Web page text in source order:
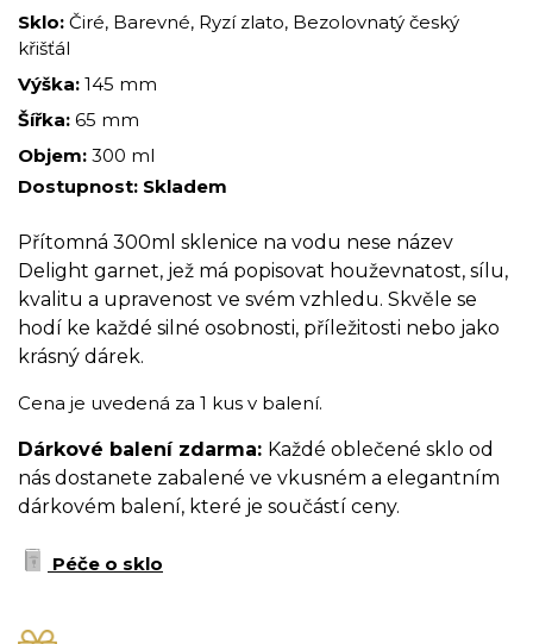
Sklo: Čiré, Barevné, Ryzí zlato, Bezolovnatý český
křišťál
Výška: 145 mm
Šířka: 65 mm
Objem: 300 ml
Dostupnost: Skladem
Přítomná 300ml sklenice na vodu nese název
Delight garnet, jež má popisovat houževnatost, sílu,
kvalitu a upravenost ve svém vzhledu. Skvěle se
hodí ke každé silné osobnosti, příležitosti nebo jako
krásný dárek.
Cena je uvedená za 1 kus v balení.
Dárkové balení zdarma: Každé oblečené sklo od
nás dostanete zabalené ve vkusném a elegantním
dárkovém balení, které je součástí ceny.
Péče o sklo